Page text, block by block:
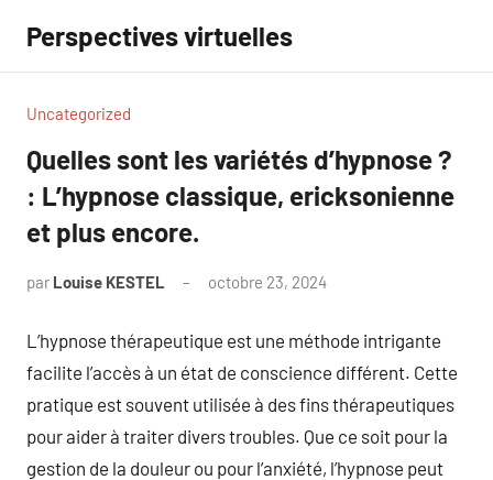
contenu
Perspectives virtuelles
Uncategorized
Quelles sont les variétés d’hypnose ?
: L’hypnose classique, ericksonienne
et plus encore.
par Louise KESTEL octobre 23, 2024
L’hypnose thérapeutique est une méthode intrigante
facilite l’accès à un état de conscience différent. Cette
pratique est souvent utilisée à des fins thérapeutiques
pour aider à traiter divers troubles. Que ce soit pour la
gestion de la douleur ou pour l’anxiété, l’hypnose peut